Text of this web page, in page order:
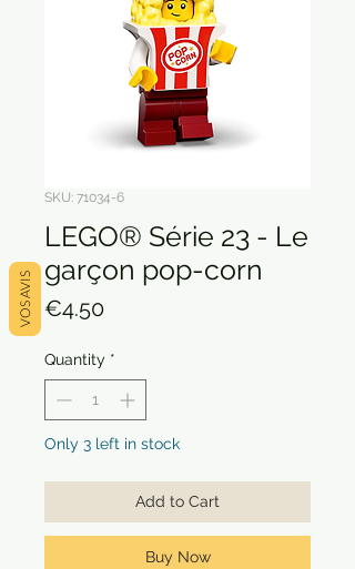
SKU: 71034-6
LEGO® Série 23 - Le
garçon pop-corn
€4.50Price
Quantity *
Only 3 left in stock
Add to Cart
Buy Now
VOS AVIS